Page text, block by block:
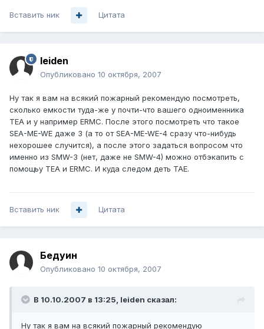
Вставить ник Цитата
leiden
Опубликовано 10 октября, 2007
Ну так я вам на всякий пожарный рекомендую посмотреть,
сколько емкости туда-же у почти-что вашего одноименника
TEA и у например ERMC. После этого посмотреть что такое
SEA-ME-WE даже 3 (а то от SEA-ME-WE-4 сразу что-нибудь
нехорошее случится), а после этого задаться вопросом что
именно из SMW-3 (нет, даже не SMW-4) можно отбэкапить с
помощьу TEA и ERMC. И куда следом деть TAE.
Вставить ник Цитата
Бедуин
Опубликовано 10 октября, 2007
В 10.10.2007 в 13:25, leiden сказал:
Ну так я вам на всякий пожарный рекомендую